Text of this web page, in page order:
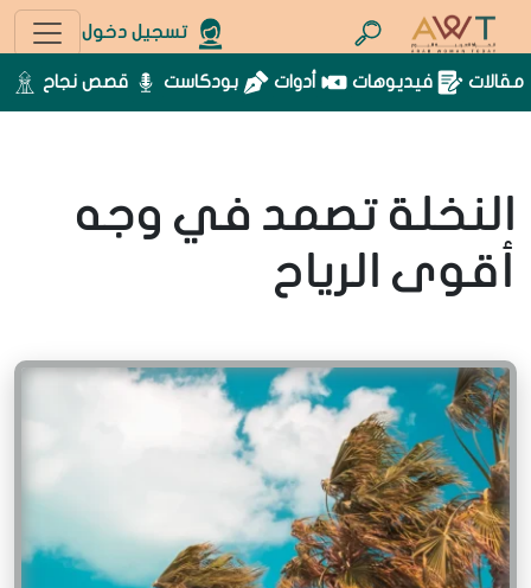
تسجيل دخول
مقالات فيديوهات أدوات بودكاست قصص نجاح
النخلة تصمد في وجه
أقوى الرياح